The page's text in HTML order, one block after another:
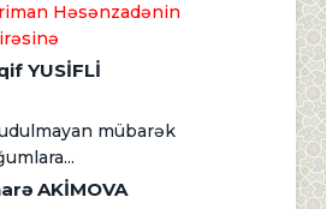
Həsənzadənin
YUSİFLİ
mübarək
AKİMOVA